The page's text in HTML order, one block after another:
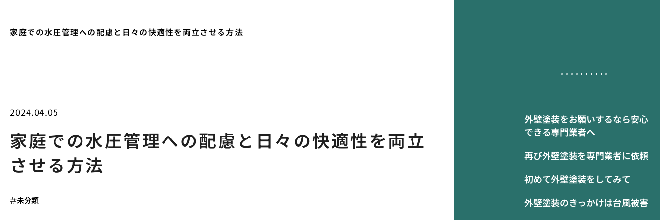
家庭での水圧管理への配慮と日々の快適性を両立させる方法
外壁塗装をお願いするなら安心
できる専門業者へ
再び外壁塗装を専門業者に依頼
初めて外壁塗装をしてみて
外壁塗装のきっかけは台風被害
2024.04.05
家庭での水圧管理への配慮と日々の快適性を両立
させる方法
未分類